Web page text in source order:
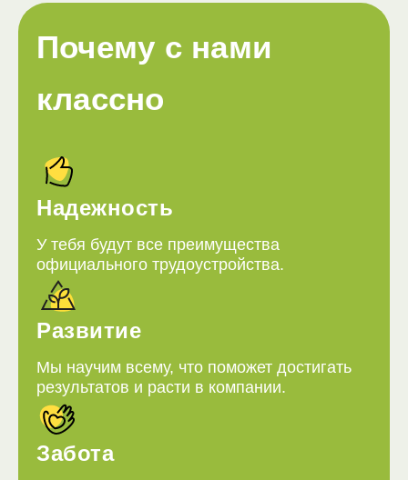
Почему с нами
классно
Надежность
У тебя будут все преимущества
официального трудоустройства.
Развитие
Мы научим всему, что поможет достигать
результатов и расти в компании.
Забота